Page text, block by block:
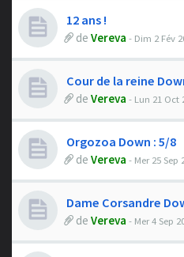
12 ans !
de Vereva - Dim 2 Fév
Cour de la reine
de Vereva - Lun 21 Oct
Orgozoa Down : 5/8
de Vereva - Mer 25 Sep
Dame Corsandre
de Vereva - Mer 4 Sep